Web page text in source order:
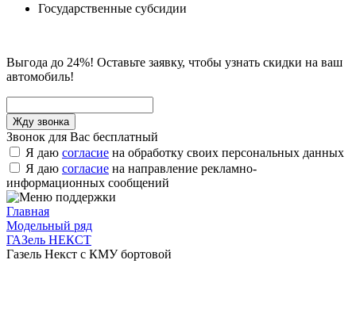
Государственные субсидии
Выгода до 24%! Оставьте заявку, чтобы узнать скидки на ваш
автомобиль!
Звонок для Вас бесплатный
Я даю согласие на обработку своих персональных данных
Я даю согласие на направление рекламно-
информационных сообщений
Главная
Модельный ряд
ГАЗель НЕКСТ
Газель Некст с КМУ бортовой